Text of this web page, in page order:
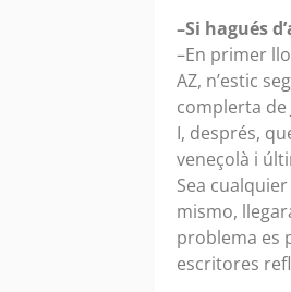
–Si hagués
–En primer
AZ, n’estic
complerta de
I, després,
veneçolà i
Sea
mismo,
problema es
escritores